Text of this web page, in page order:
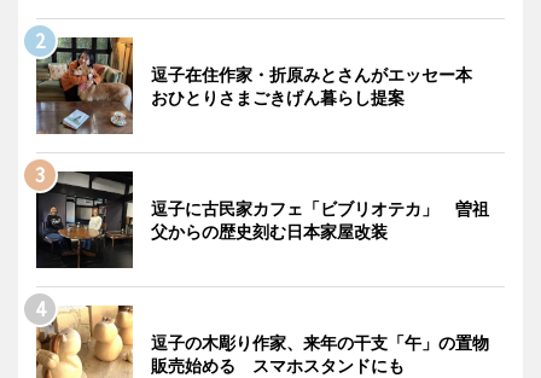
逗子在住作家・折原みとさんがエッセー本
おひとりさまごきげん暮らし提案
逗子に古民家カフェ「ビブリオテカ」 曽祖
父からの歴史刻む日本家屋改装
逗子の木彫り作家、来年の干支「午」の置物
販売始める スマホスタンドにも